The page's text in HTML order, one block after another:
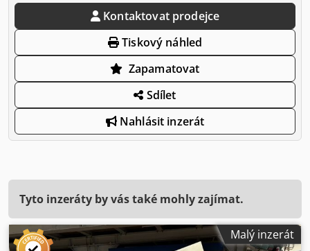
Kontaktovat prodejce
Tiskový náhled
Zapamatovat
Sdílet
Nahlásit inzerát
Tyto inzeráty by vás také mohly zajímat.
Malý inzerát